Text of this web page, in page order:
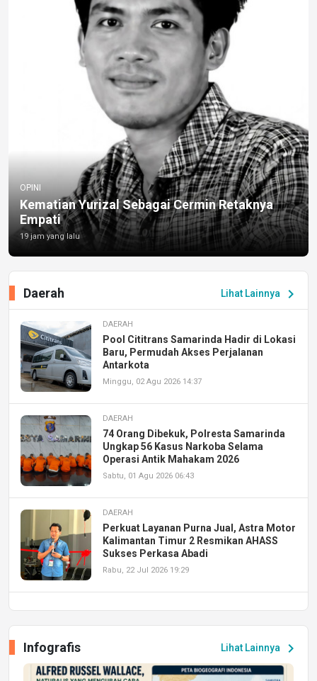
OPINI
Kematian Yurizal Sebagai Cermin Retaknya
Empati
19 jam yang lalu
Lihat Lainnya chevron_right
Daerah
DAERAH
Pool Cititrans Samarinda Hadir di Lokasi
Baru, Permudah Akses Perjalanan
Antarkota
Minggu, 02 Agu 2026 14:37
DAERAH
74 Orang Dibekuk, Polresta Samarinda
Ungkap 56 Kasus Narkoba Selama
Operasi Antik Mahakam 2026
Sabtu, 01 Agu 2026 06:43
DAERAH
Perkuat Layanan Purna Jual, Astra Motor
Kalimantan Timur 2 Resmikan AHASS
Sukses Perkasa Abadi
Rabu, 22 Jul 2026 19:29
Peluang Kerja dan Magang
Jumat, 17 Jul 2026 22:30
Lihat Lainnya chevron_right
Infografis